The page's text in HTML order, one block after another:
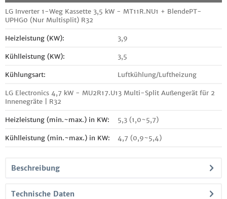
LG Inverter 1-Weg Kassette 3,5 kW - MT11R.NU1 + BlendePT-
UPHG0 (Nur Multisplit) R32
Heizleistung (KW): 3,9
Kühlleistung (KW): 3,5
Kühlungsart: Luftkühlung/Luftheizung
LG Electronics 4,7 kW - MU2R17.U13 Multi-Split Außengerät für 2
Innenegräte | R32
Heizleistung (min.~max.) in KW: 5,3 (1,0~5,7)
Kühlleistung (min.~max.) in KW: 4,7 (0,9~5,4)
Beschreibung
Technische Daten